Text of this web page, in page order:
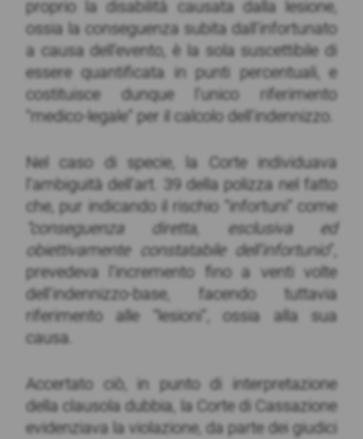
proprio la disabilità causata dalla lesione,
ossia la conseguenza subita dall’infortunato
a causa dell’evento, è la sola suscettibile di
essere quantificata in punti percentuali, e
costituisce dunque l’unico riferimento
“medico-legale” per il calcolo dell’indennizzo.
Nel caso di specie, la Corte individuava
l’ambiguità dell’art. 39 della polizza nel fatto
che, pur indicando il rischio “infortuni” come
“conseguenza diretta, esclusiva ed
obiettivamente constatabile dell’infortunio”,
prevedeva l’incremento fino a venti volte
dell’indennizzo-base, facendo tuttavia
riferimento alle “lesioni”, ossia alla sua
causa.
Accertato ciò, in punto di interpretazione
della clausola dubbia, la Corte di Cassazione
evidenziava la violazione, da parte dei giudici